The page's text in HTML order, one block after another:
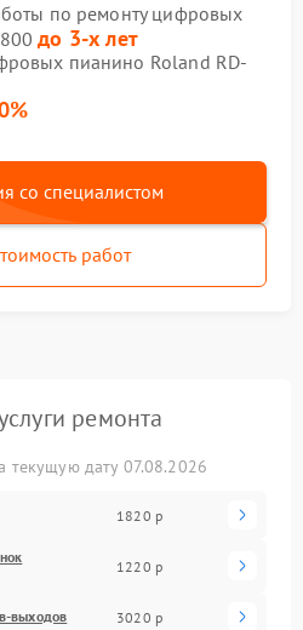
по ремонту цифровых
800до 3-х лет
пианино Roland RD-
со специалистом
работ
ремонта
текущую дату 07.08.2026
1820 р
1220 р
выходов 3020 р